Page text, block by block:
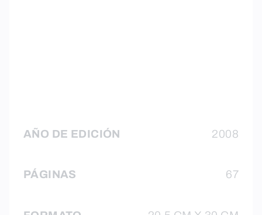
AÑO DE EDICIÓN 2008
PÁGINAS 67